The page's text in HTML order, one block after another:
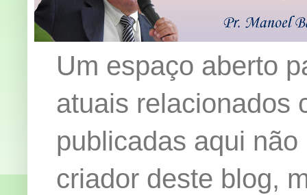
Um espaço aberto
atuais relacionados
publicadas aqui
criador deste blog,